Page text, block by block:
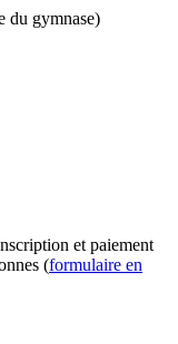
du gymnase)
et paiement
(formulaire en